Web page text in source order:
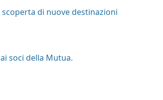
di nuove destinazioni
soci della Mutua.